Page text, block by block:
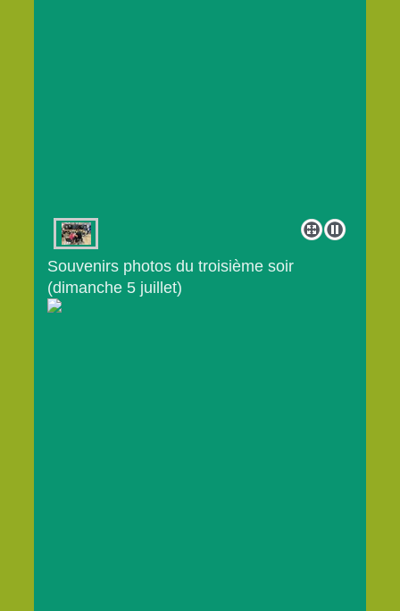
Souvenirs photos du troisième soir
(dimanche 5 juillet)